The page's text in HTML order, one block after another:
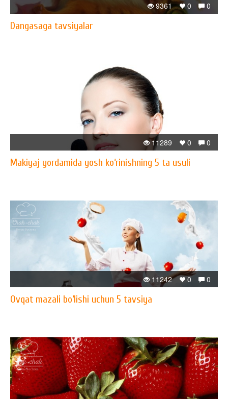
0
0
9361
Dangasaga tavsiyalar
0
0
11289
Makiyaj yordamida yosh ko‘rinishning 5 ta usuli
0
0
11242
Ovqat mazali bo‘lishi uchun 5 tavsiya